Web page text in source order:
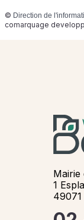
© Direction de
comarquage
Mairie
1
49071